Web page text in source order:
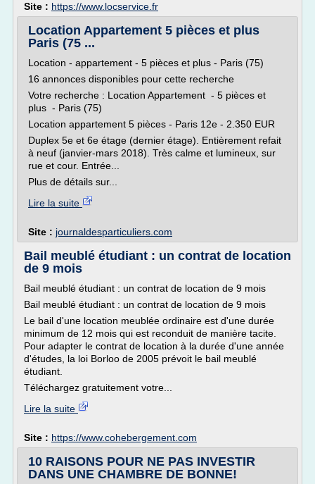
Site : https://www.locservice.fr
Location Appartement 5 pièces et plus
Paris (75 ...
Location - appartement - 5 pièces et plus - Paris (75)
16 annonces disponibles pour cette recherche
Votre recherche : Location Appartement - 5 pièces et
plus - Paris (75)
Location appartement 5 pièces - Paris 12e - 2.350 EUR
Duplex 5e et 6e étage (dernier étage). Entièrement refait
à neuf (janvier-mars 2018). Très calme et lumineux, sur
rue et cour. Entrée...
Plus de détails sur...
Lire la suite
Site : journaldesparticuliers.com
Bail meublé étudiant : un contrat de location
de 9 mois
Bail meublé étudiant : un contrat de location de 9 mois
Bail meublé étudiant : un contrat de location de 9 mois
Le bail d'une location meublée ordinaire est d'une durée
minimum de 12 mois qui est reconduit de manière tacite.
Pour adapter le contrat de location à la durée d'une année
d'études, la loi Borloo de 2005 prévoit le bail meublé
étudiant.
Téléchargez gratuitement votre...
Lire la suite
Site : https://www.cohebergement.com
10 RAISONS POUR NE PAS INVESTIR
DANS UNE CHAMBRE DE BONNE!